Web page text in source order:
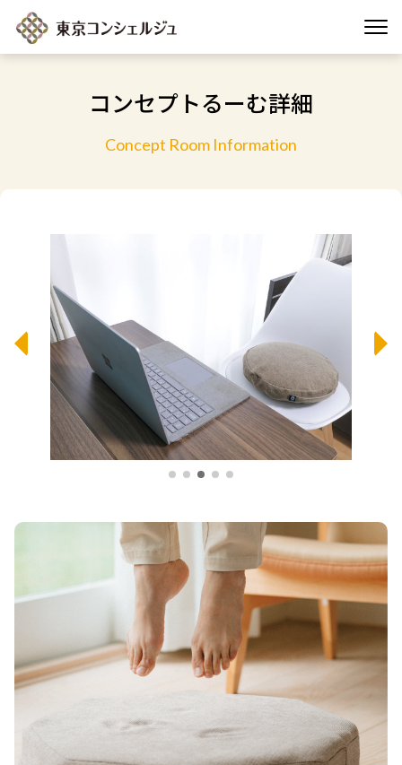
コンセプトるーむ詳細
Concept Room Information